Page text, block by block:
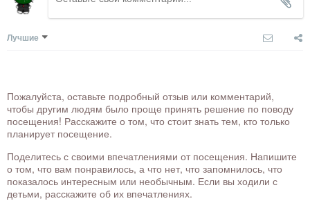
Лучшие
Пожалуйста, оставьте подробный отзыв или комментарий,
чтобы другим людям было проще принять решение по поводу
посещения! Расскажите о том, что стоит знать тем, кто только
планирует посещение.
Поделитесь с своими впечатлениями от посещения. Напишите
о том, что вам понравилось, а что нет, что запомнилось, что
показалось интересным или необычным. Если вы ходили с
детьми, расскажите об их впечатлениях.